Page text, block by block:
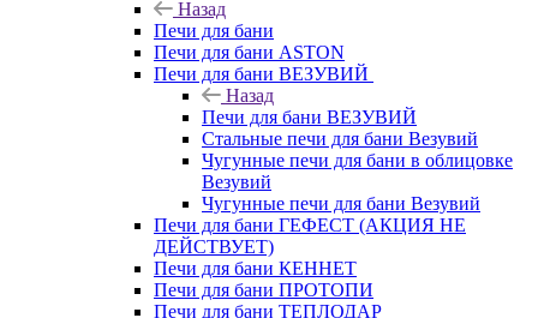
Назад
Печи для бани
Печи для бани ASTON
Печи для бани ВЕЗУВИЙ
Назад
Печи для бани ВЕЗУВИЙ
Стальные печи для бани Везувий
Чугунные печи для бани в облицовке
Везувий
Чугунные печи для бани Везувий
Печи для бани ГЕФЕСТ (АКЦИЯ НЕ
ДЕЙСТВУЕТ)
Печи для бани КЕННЕТ
Печи для бани ПРОТОПИ
Печи для бани ТЕПЛОДАР